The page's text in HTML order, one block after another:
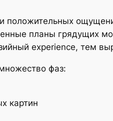
положительных
планы грядущих
experience, тем
фаз:
картин